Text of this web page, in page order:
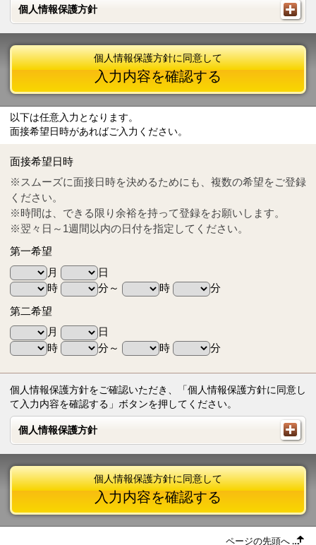
個人情報保護方針
個人情報保護方針
Tel
0570-55-0314
個人情報保護方針に同意して
入力内容を確認する
以下は任意入力となります。
面接希望日時があればご入力ください。
面接希望日時
※スムーズに面接日時を決めるためにも、複数の希望をご登録
ください。
※時間は、できる限り余裕を持って登録をお願いします。
※翌々日～1週間以内の日付を指定してください。
第一希望
月
日
時
分～ 時
分
第二希望
月
日
時
分～ 時 分
個人情報保護方針をご確認いただき、「個人情報保護方針に同意し
て入力内容を確認する」ボタンを押してください。
個人情報保護方針
個人情報保護方針
個人情報保護方針に同意して
入力内容を確認する
ページの先頭へ